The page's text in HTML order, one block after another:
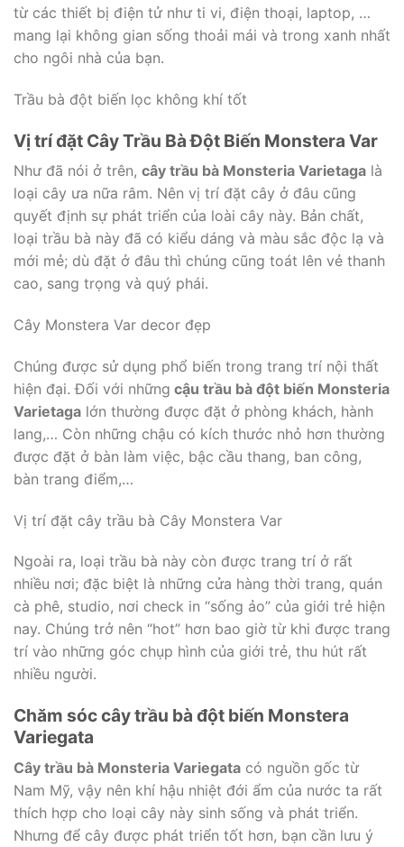
từ các thiết bị điện tử như ti vi, điện thoại, laptop, …
mang lại không gian sống thoải mái và trong xanh nhất
cho ngôi nhà của bạn.
Trầu bà đột biến lọc không khí tốt
Vị trí đặt Cây Trầu Bà Đột Biến Monstera Var
Như đã nói ở trên, cây trầu bà Monsteria Varietaga là
loại cây ưa nữa râm. Nên vị trí đặt cây ở đâu cũng
quyết định sự phát triển của loài cây này. Bản chất,
loại trầu bà này đã có kiểu dáng và màu sắc độc lạ và
mới mẻ; dù đặt ở đâu thì chúng cũng toát lên vẻ thanh
cao, sang trọng và quý phái.
Cây Monstera Var decor đẹp
Chúng được sử dụng phổ biến trong trang trí nội thất
hiện đại. Đối với những cậu trầu bà đột biến Monsteria
Varietaga lớn thường được đặt ở phòng khách, hành
lang,… Còn những chậu có kích thước nhỏ hơn thường
được đặt ở bàn làm việc, bậc cầu thang, ban công,
bàn trang điểm,…
Vị trí đặt cây trầu bà Cây Monstera Var
Ngoài ra, loại trầu bà này còn được trang trí ở rất
nhiều nơi; đặc biệt là những cửa hàng thời trang, quán
cà phê, studio, nơi check in “sống ảo” của giới trẻ hiện
nay. Chúng trở nên “hot” hơn bao giờ từ khi được trang
trí vào những góc chụp hình của giới trẻ, thu hút rất
nhiều người.
Chăm sóc cây trầu bà đột biến Monstera
Variegata
Cây trầu bà Monsteria Variegata có nguồn gốc từ
Nam Mỹ, vậy nên khí hậu nhiệt đới ẩm của nước ta rất
thích hợp cho loại cây này sinh sống và phát triển.
Nhưng để cây được phát triển tốt hơn, bạn cần lưu ý